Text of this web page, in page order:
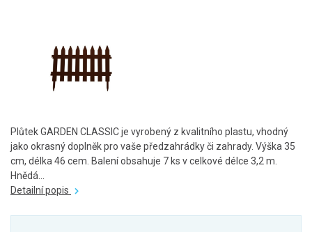
Plůtek GARDEN CLASSIC je vyrobený z kvalitního plastu, vhodný
jako okrasný doplněk pro vaše předzahrádky či zahrady. Výška 35
cm, délka 46 cem. Balení obsahuje 7 ks v celkové délce 3,2 m.
Hnědá...
Detailní popis